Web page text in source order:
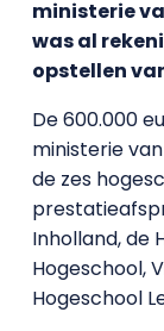
ministerie
was al
opstellen
De 600.000
ministerie
de zes
Inholland, de
Hogeschool,
Hogeschool